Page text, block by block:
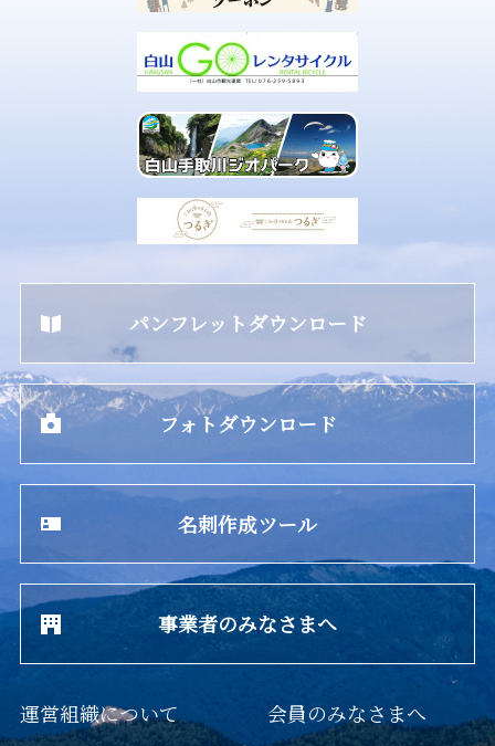
パンフレットダウンロード
フォトダウンロード
名刺作成ツール
事業者のみなさまへ
運営組織について
会員のみなさまへ